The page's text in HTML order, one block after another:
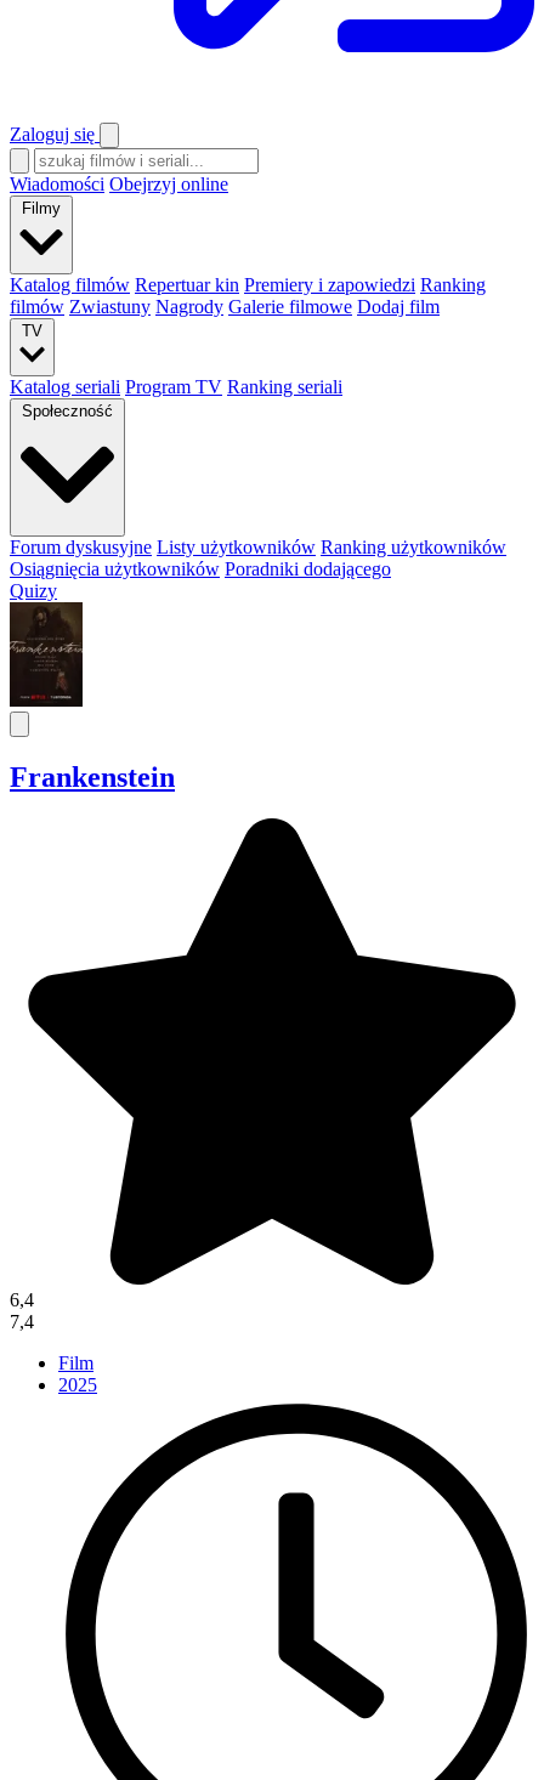
Zaloguj się
Wiadomości Obejrzyj online
Filmy
Katalog filmów Repertuar kin Premiery i zapowiedzi Ranking
filmów Zwiastuny Nagrody Galerie filmowe Dodaj film
TV
Katalog seriali Program TV Ranking seriali
Społeczność
Forum dyskusyjne Listy użytkowników Ranking użytkowników
Osiągnięcia użytkowników Poradniki dodającego
Quizy
Frankenstein
6,4
7,4
Film
2025